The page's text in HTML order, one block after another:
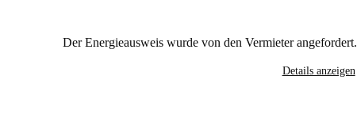
Der Energieausweis wurde von den Vermieter angefordert.
Details anzeigen